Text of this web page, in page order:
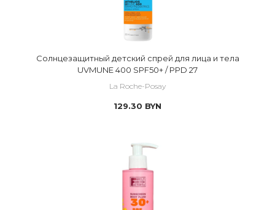
Солнцезащитный детский спрей для лица и тела
UVMUNE 400 SPF50+ / PPD 27
La Roche-Posay
129.30 BYN